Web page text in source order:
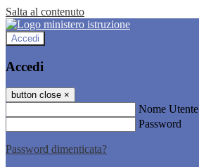
Salta al contenuto
Accedi
Accedi
button close ×
Nome Utente
Password
Password dimenticata?